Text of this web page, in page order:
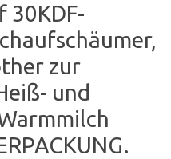
30KDF-
zur
und